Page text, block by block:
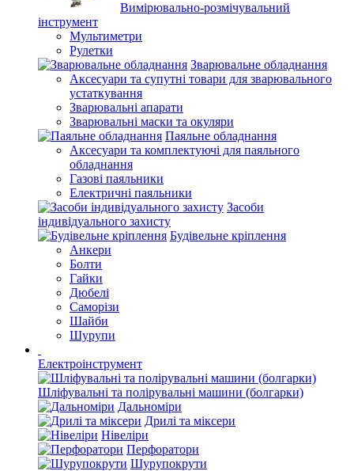
Вимірювально-розмічувальний
інструмент
Мультиметри
Рулетки
Зварювальне обладнання
Аксесуари та супутні товари для зварювального
устаткування
Зварювальні апарати
Зварювальні маски та окуляри
Паяльне обладнання
Аксесуари та комплектуючі для паяльного
обладнання
Газові паяльники
Електричні паяльники
Засоби
індивідуального захисту
Будівельне кріплення
Анкери
Болти
Гайки
Дюбелі
Саморізи
Шайби
Шурупи
Електроінструмент
Шліфувальні та полірувальні машини (болгарки)
Дальноміри
Дрилі та міксери
Нівеліри
Перфоратори
Шурупокрути